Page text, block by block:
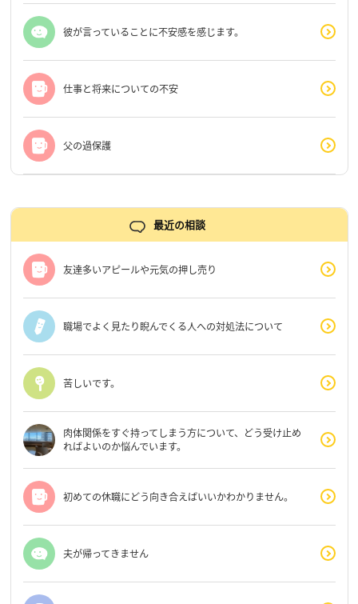
彼が言っていることに不安感を感じます。
仕事と将来についての不安
父の過保護
最近の相談
友達多いアピールや元気の押し売り
職場でよく見たり睨んでくる人への対処法について
苦しいです。
肉体関係をすぐ持ってしまう方について、どう受け止め
ればよいのか悩んでいます。
初めての休職にどう向き合えばいいかわかりません。
夫が帰ってきません